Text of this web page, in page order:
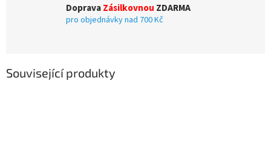
DopravaZásilkovnou ZDARMA
pro objednávky nad 700 Kč
Související produkty